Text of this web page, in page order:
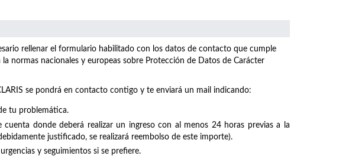
rellenar el formulario habilitado con los datos de contacto que cumple
normas nacionales y europeas sobre Protección de Datos de Carácter
se pondrá en contacto contigo y te enviará un mail indicando:
tu problemática.
donde deberá realizar un ingreso con al menos 24 horas previas a la
justificado, se realizará reembolso de este importe).
y seguimientos si se prefiere.